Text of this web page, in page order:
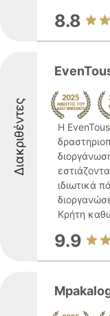
8.8
Διακριθέντες
Η
ιδιωτικά
Κρήτη
9.9